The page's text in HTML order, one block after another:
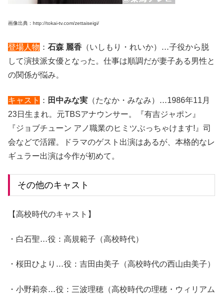
画像出典：http://tokai-tv.com/zettaiseigi/
登場人物 ： 石森 麗香 （いしもり・れいか）…子役から脱
して演技派女優となった。仕事は順調だが妻子ある男性と
の関係が悩み。
キャスト ： 田中みな実 （たなか・みなみ）…1986年11月
23日生まれ。元TBSアナウンサー。『有吉ジャポン』
『ジョブチューン アノ職業のヒミツぶっちゃけます!』司
会などで活躍。ドラマのゲスト出演はあるが、本格的なレ
ギュラー出演は今作が初めて。
その他のキャスト
【高校時代のキャスト】
・白石聖…役：高規範子（高校時代）
・桜田ひより…役：吉田由美子（高校時代の西山由美子）
・小野莉奈…役：三波理穂（高校時代の理穂・ウィリアム